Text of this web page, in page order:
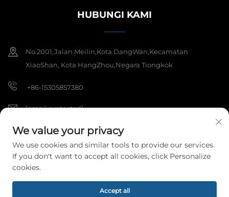
HUBUNGI KAMI
No.2001,Jalan Meilin,Kota DangWan,Kecamatan
XiaoShan, Kota HangZhou,Negara Tiongkok
+86-15305857380
[email protected]
Hak Cipta © 2025 Hangzhou Meibi Decoration Materials Co., Ltd.
Seluruh Hak Dilindungi Undang-undang. Kebijakan Privasi
We value your privacy
We use cookies and similar tools to provide our services.
If you don't want to accept all cookies, click Personalize
cookies.
Accept all